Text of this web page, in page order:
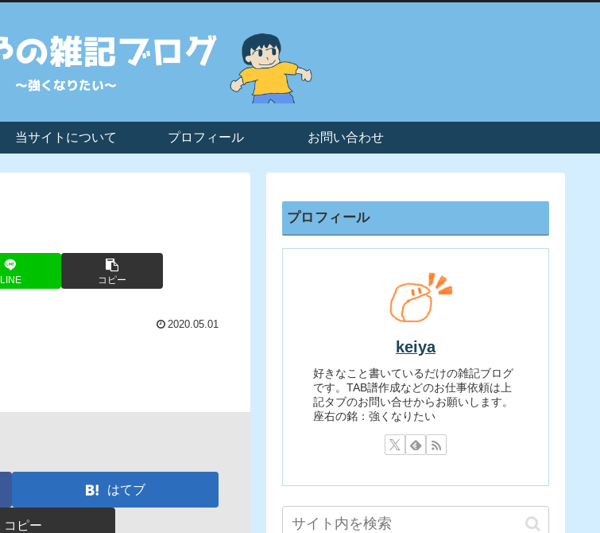
当サイトについて プロフィール お問い合わせ
LINE コピー
2020.05.01
はてブ
コピー
プロフィール
keiya
好きなこと書いているだけの雑記ブログ
です。TAB譜作成などのお仕事依頼は上
記タブのお問い合せからお願いします。
座右の銘：強くなりたい